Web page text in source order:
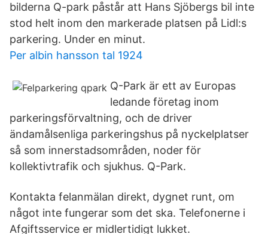
bilderna Q-park påstår att Hans Sjöbergs bil inte
stod helt inom den markerade platsen på Lidl:s
parkering. Under en minut.
Per albin hansson tal 1924
Q-Park är ett av Europas
ledande företag inom
parkeringsförvaltning, och de driver
ändamålsenliga parkeringshus på nyckelplatser
så som innerstadsområden, noder för
kollektivtrafik och sjukhus. Q-Park.
Kontakta felanmälan direkt, dygnet runt, om
något inte fungerar som det ska. Telefonerne i
Afgiftsservice er midlertidigt lukket.